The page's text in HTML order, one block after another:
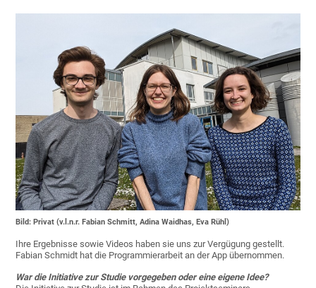
Bild: Privat (v.l.n.r. Fabian Schmitt, Adina Waidhas, Eva Rühl)
Ihre Ergebnisse sowie Videos haben sie uns zur Vergügung gestellt.
Fabian Schmidt hat die Programmierarbeit an der App übernommen.
War die Initiative zur Studie vorgegeben oder eine eigene Idee?